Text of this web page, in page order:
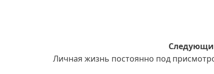
Личная жизнь постоянно под